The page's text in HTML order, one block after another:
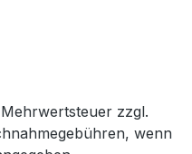
zzgl.
wenn